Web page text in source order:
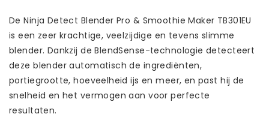
De Ninja Detect Blender Pro & Smoothie Maker TB301EU
is een zeer krachtige, veelzijdige en tevens slimme
blender. Dankzij de BlendSense-technologie detecteert
deze blender automatisch de ingrediënten,
portiegrootte, hoeveelheid ijs en meer, en past hij de
snelheid en het vermogen aan voor perfecte
resultaten.